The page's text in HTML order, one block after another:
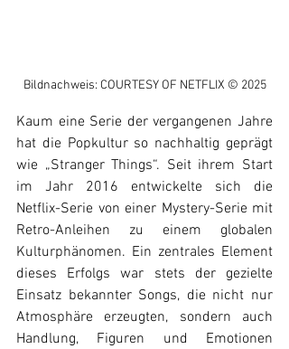
Bildnachweis: COURTESY OF NETFLIX © 2025
Kaum eine Serie der vergangenen Jahre
hat die Popkultur so nachhaltig geprägt
wie „Stranger Things“. Seit ihrem Start
im Jahr 2016 entwickelte sich die
Netflix-Serie von einer Mystery-Serie mit
Retro-Anleihen zu einem globalen
Kulturphänomen. Ein zentrales Element
dieses Erfolgs war stets der gezielte
Einsatz bekannter Songs, die nicht nur
Atmosphäre erzeugten, sondern auch
Handlung, Figuren und Emotionen